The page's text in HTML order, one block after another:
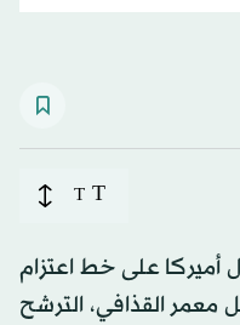
T
T
أميركا على خط اعتزام
معمر القذافي، الترشح